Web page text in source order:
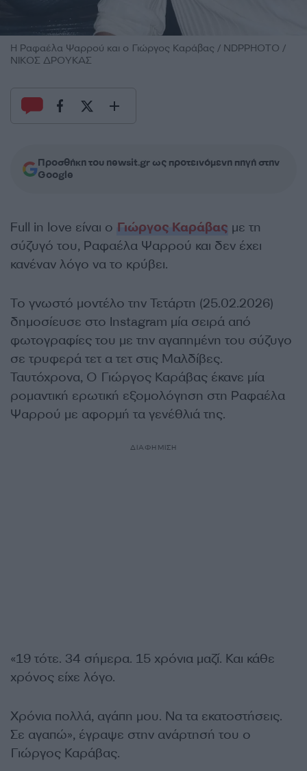
H Ραφαέλα Ψαρρού και ο Γιώργος Καράβας / NDPPHOTO /
ΝΙΚΟΣ ΔΡΟΥΚΑΣ
Προσθήκη του newsit.gr ως προτεινόμενη πηγή στην
Google
Full in love είναι ο Γιώργος Καράβας με τη
σύζυγό του, Ραφαέλα Ψαρρού και δεν έχει
κανέναν λόγο να το κρύβει.
Το γνωστό μοντέλο την Τετάρτη (25.02.2026)
δημοσίευσε στο Ιnstagram μία σειρά από
φωτογραφίες του με την αγαπημένη του σύζυγο
σε τρυφερά τετ α τετ στις Μαλδίβες.
Ταυτόχρονα, Ο Γιώργος Καράβας έκανε μία
ρομαντική ερωτική εξομολόγηση στη Ραφαέλα
Ψαρρού με αφορμή τα γενέθλιά της.
ΔΙΑΦΗΜΙΣΗ
«19 τότε. 34 σήμερα. 15 χρόνια μαζί. Και κάθε
χρόνος είχε λόγο.
Χρόνια πολλά, αγάπη μου. Να τα εκατοστήσεις.
Σε αγαπώ», έγραψε στην ανάρτησή του ο
Γιώργος Καράβας.